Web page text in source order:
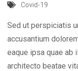
Covid-19
Sed ut perspiciatis
accusantium
eaque ipsa quae ab
architecto beatae